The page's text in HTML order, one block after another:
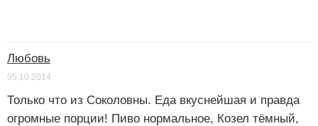
Любовь
05.10.2014
Только что из Соколовны. Еда вкуснейшая и правда
огромные порции! Пиво нормальное, Козел тёмный,